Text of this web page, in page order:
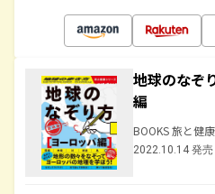
地球のな
編
BOOKS 旅と健康
2022.10.14 発売